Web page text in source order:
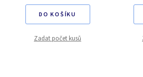
DO KOŠÍKU
Zadat počet kusů